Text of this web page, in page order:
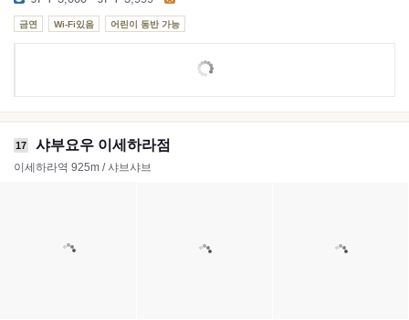
금연 Wi-Fi있음 어린이 동반 가능
17 샤부요우 이세하라점
이세하라역 925m / 샤브샤브